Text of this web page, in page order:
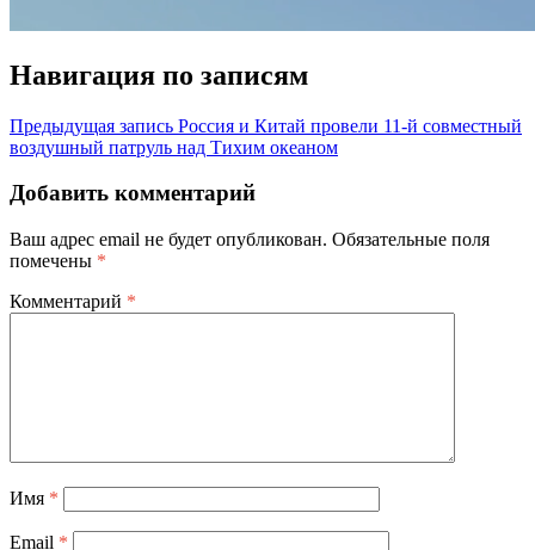
Навигация по записям
Предыдущая запись Россия и Китай провели 11-й совместный
воздушный патруль над Тихим океаном
Добавить комментарий
Ваш адрес email не будет опубликован. Обязательные поля
помечены *
Комментарий *
Имя *
Email *